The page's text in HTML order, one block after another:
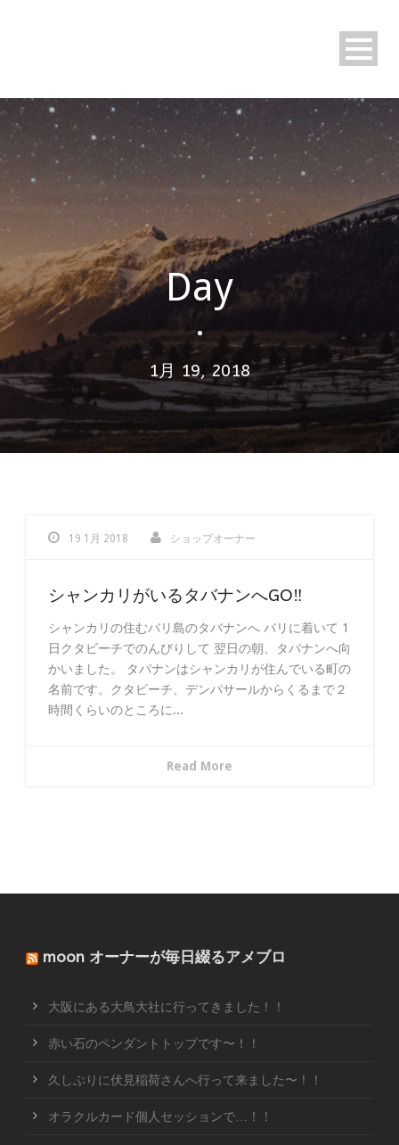
Day
•
1月 19, 2018
19 1月 2018 ショップオーナー
シャンカリがいるタバナンへGO‼︎
シャンカリの住むバリ島のタバナンへ バリに着いて 1
日クタビーチでのんびりして 翌日の朝、タバナンへ向
かいました。 タバナンはシャンカリが住んでいる町の
名前です。クタビーチ、デンパサールからくるまで２
時間くらいのところに...
Read More
moon オーナーが毎日綴るアメブロ
大阪にある大鳥大社に行ってきました！！
赤い石のペンダントトップです〜！！
久しぶりに伏見稲荷さんへ行って来ました〜！！
オラクルカード個人セッションで…！！